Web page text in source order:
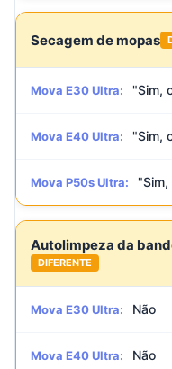
Secagem de mopas
Mova E30 Ultra: "Sim,
Mova E40 Ultra: "Sim,
Mova P50s Ultra: "Sim,
Autolimpeza da
DIFERENTE
Mova E30 Ultra: Não
Mova E40 Ultra: Não